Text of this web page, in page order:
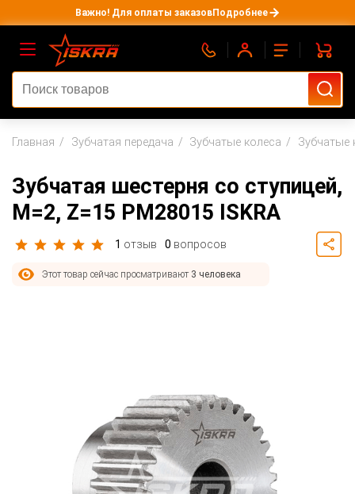
Важно! Для оплаты заказовПодробнее
Главная Зубчатая передача Зубчатые колеса Зубчатые
Зубчатая шестерня со ступицей,
M=2, Z=15 PM28015 ISKRA
1 отзыв 0 вопросов
Этот товар сейчас просматривают 3 человека